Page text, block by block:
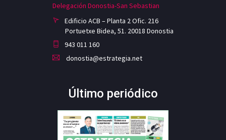
Delegación Donostia-San Sebastian
Edificio ACB – Planta 2 Ofic. 216
Portuetxe Bidea, 51. 20018 Donostia
943 011 160
donostia@estrategia.net
Último periódico